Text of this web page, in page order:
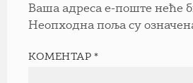
Ваша адреса е-поште неће
Неопходна поља су
КОМЕНТАР*